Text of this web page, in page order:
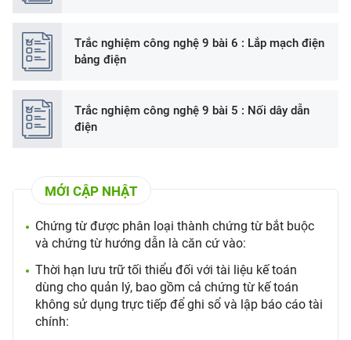
Trắc nghiệm công nghệ 9 bài 6 : Lắp mạch điện
bảng điện
Trắc nghiệm công nghệ 9 bài 5 : Nối dây dẫn
điện
MỚI CẬP NHẬT
Chứng từ được phân loại thành chứng từ bắt buộc
và chứng từ hướng dẫn là căn cứ vào:
Thời hạn lưu trữ tối thiểu đối với tài liệu kế toán
dùng cho quản lý, bao gồm cả chứng từ kế toán
không sử dụng trực tiếp để ghi sổ và lập báo cáo tài
chính: